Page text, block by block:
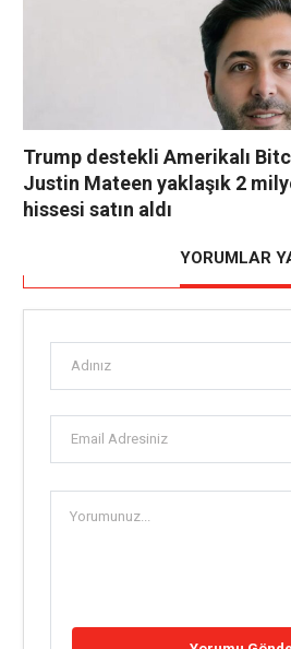
Trump destekli Amerikalı
Justin Mateen yaklaşık 2
hissesi satın aldı
YORUMLAR